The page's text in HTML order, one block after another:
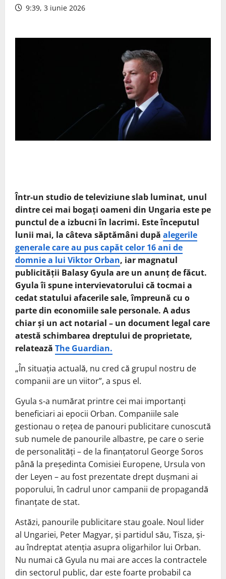
9:39, 3 iunie 2026
Într-un studio de televiziune slab luminat, unul
dintre cei mai bogați oameni din Ungaria este pe
punctul de a izbucni în lacrimi. Este începutul
lunii mai, la câteva săptămâni după alegerile
generale care au pus capăt celor 16 ani de
domnie a lui Viktor Orban, iar magnatul
publicității Balasy Gyula are un anunț de făcut.
Gyula îi spune intervievatorului că tocmai a
cedat statului afacerile sale, împreună cu o
parte din economiile sale personale. A adus
chiar și un act notarial – un document legal care
atestă schimbarea dreptului de proprietate,
relatează The Guardian.
„În situația actuală, nu cred că grupul nostru de
companii are un viitor”, a spus el.
Gyula s-a numărat printre cei mai importanți
beneficiari ai epocii Orban. Companiile sale
gestionau o rețea de panouri publicitare cunoscută
sub numele de panourile albastre, pe care o serie
de personalități – de la finanțatorul George Soros
până la președinta Comisiei Europene, Ursula von
der Leyen – au fost prezentate drept dușmani ai
poporului, în cadrul unor campanii de propagandă
finanțate de stat.
Astăzi, panourile publicitare stau goale. Noul lider
al Ungariei, Peter Magyar, și partidul său, Tisza, și-
au îndreptat atenția asupra oligarhilor lui Orban.
Nu numai că Gyula nu mai are acces la contractele
din sectorul public, dar este foarte probabil ca